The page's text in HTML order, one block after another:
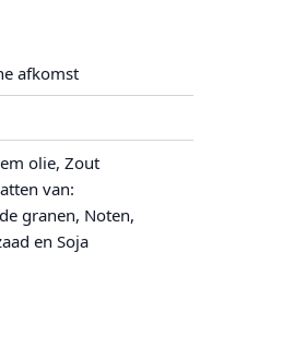
afkomst
olie, Zout
van:
granen, Noten,
en Soja